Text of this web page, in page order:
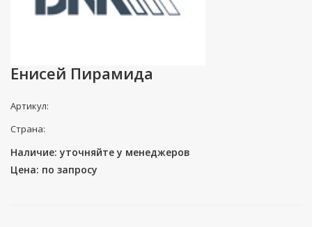
Енисей Пирамида
Артикул:
Страна:
Наличие: уточняйте у менеджеров
Цена: по запросу